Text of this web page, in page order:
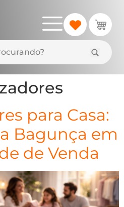
para Casa:
Bagunça em
de Venda